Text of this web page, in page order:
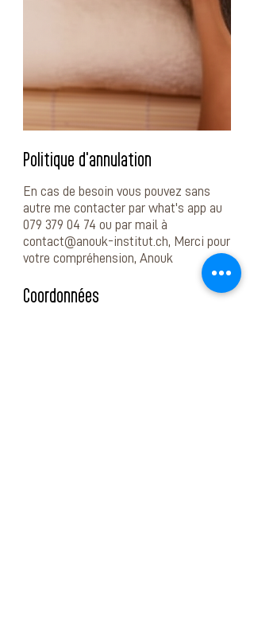
Politique d'annulation
En cas de besoin vous pouvez sans
autre me contacter par what's app au
079 379 04 74 ou par mail à
contact@anouk-institut.ch, Merci pour
votre compréhension, Anouk
Coordonnées